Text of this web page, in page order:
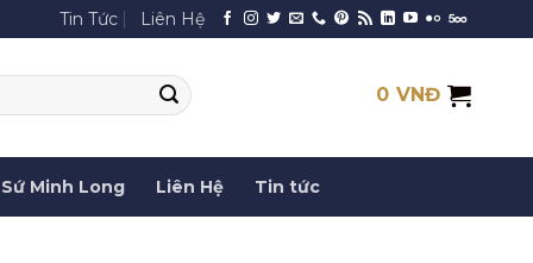
Tin Tức Liên Hệ
0 VNĐ
Minh Long Liên Hệ Tin tức